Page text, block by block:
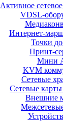
Активное
VDSL-
Интернет-
Точки
Принт-
Мини
KVM
Сетевые
Сетевые
Внешние